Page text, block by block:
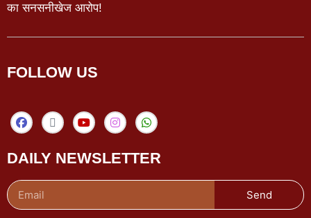
का सनसनीखेज आरोप!
FOLLOW US
DAILY NEWSLETTER
Send